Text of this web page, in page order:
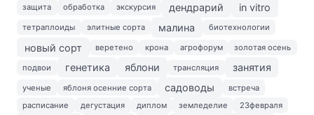
защита обработка экскурсия дендрарий in vitro
тетраплоиды элитные сорта малина биотехнологии
новый сорт веретено крона агрофорум золотая осень
подвои генетика яблони трансляция занятия
ученые яблоня осенние сорта садоводы
встреча
расписание
дегустация диплом земледелие
23февраля